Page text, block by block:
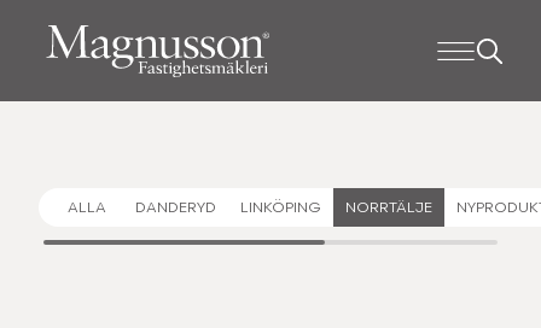
ALLA DANDERYD LINKÖPING NORRTÄLJE